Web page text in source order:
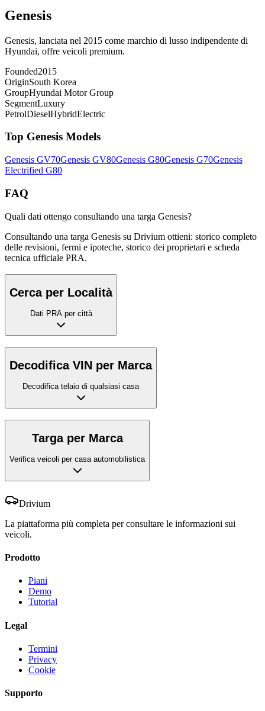
Genesis
Genesis, lanciata nel 2015 come marchio di lusso indipendente di
Hyundai, offre veicoli premium.
Founded2015
OriginSouth Korea
GroupHyundai Motor Group
SegmentLuxury
PetrolDieselHybridElectric
Top Genesis Models
Genesis GV70Genesis GV80Genesis G80Genesis G70Genesis
Electrified G80
FAQ
Quali dati ottengo consultando una targa Genesis?
Consultando una targa Genesis su Drivium ottieni: storico completo
delle revisioni, fermi e ipoteche, storico dei proprietari e scheda
tecnica ufficiale PRA.
Cerca per Località
Dati PRA per città
Decodifica VIN per Marca
Decodifica telaio di qualsiasi casa
Targa per Marca
Verifica veicoli per casa automobilistica
Drivium
La piattaforma più completa per consultare le informazioni sui
veicoli.
Prodotto
Piani
Demo
Tutorial
Legal
Termini
Privacy
Cookie
Supporto